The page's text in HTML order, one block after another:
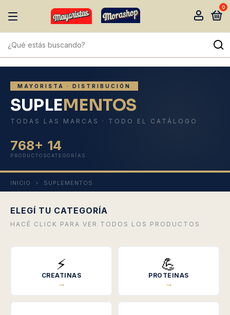
0
MAYORISTA · DISTRIBUCIÓN
SUPLEMENTOS
TODAS LAS MARCAS · TODO EL CATÁLOGO
768+
PRODUCTOS
14
CATEGORÍAS
INICIO › SUPLEMENTOS
ELEGÍ TU CATEGORÍA
HACÉ CLICK PARA VER TODOS LOS PRODUCTOS
⚡
CREATINAS
→
💪
PROTEINAS
→